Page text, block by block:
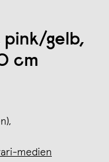
pink/gelb,
cm
medien